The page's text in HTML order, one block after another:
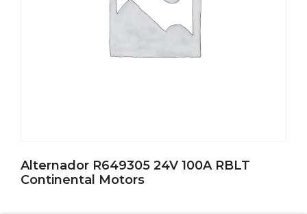
Alternador R649305 24V 100A RBLT
Continental Motors